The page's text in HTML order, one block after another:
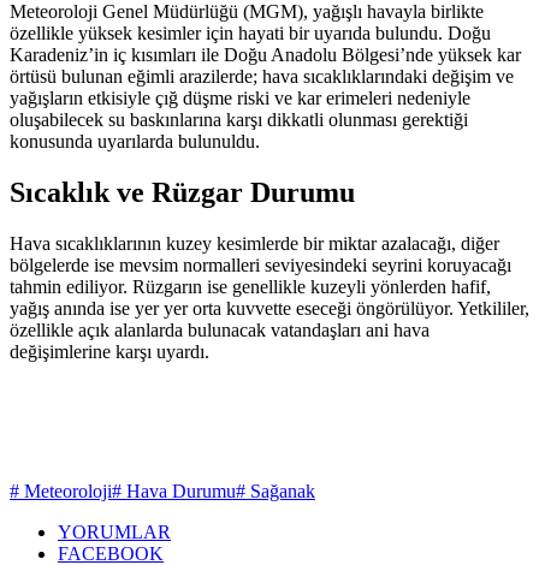
Meteoroloji Genel Müdürlüğü (MGM), yağışlı havayla birlikte
özellikle yüksek kesimler için hayati bir uyarıda bulundu. Doğu
Karadeniz’in iç kısımları ile Doğu Anadolu Bölgesi’nde yüksek kar
örtüsü bulunan eğimli arazilerde; hava sıcaklıklarındaki değişim ve
yağışların etkisiyle çığ düşme riski ve kar erimeleri nedeniyle
oluşabilecek su baskınlarına karşı dikkatli olunması gerektiği
konusunda uyarılarda bulunuldu.
Sıcaklık ve Rüzgar Durumu
Hava sıcaklıklarının kuzey kesimlerde bir miktar azalacağı, diğer
bölgelerde ise mevsim normalleri seviyesindeki seyrini koruyacağı
tahmin ediliyor. Rüzgarın ise genellikle kuzeyli yönlerden hafif,
yağış anında ise yer yer orta kuvvette eseceği öngörülüyor. Yetkililer,
özellikle açık alanlarda bulunacak vatandaşları ani hava
değişimlerine karşı uyardı.
# Meteoroloji# Hava Durumu# Sağanak
YORUMLAR
FACEBOOK